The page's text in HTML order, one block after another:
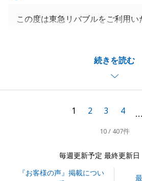
続きを読む
この度は東急リバブルをご利用
不動産に関してお困りのことなど
いつでもお気軽にお声掛けくださ
今後とも東急リバブルをご愛顧の
1 2 3 4 …
10 / 407件
毎週更新予定 最終更新日
『お客様の声』掲載につい